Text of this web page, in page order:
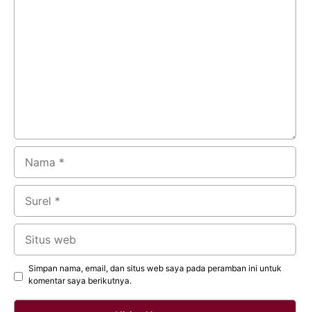
Simpan nama, email, dan situs web saya pada peramban ini untuk
komentar saya berikutnya.